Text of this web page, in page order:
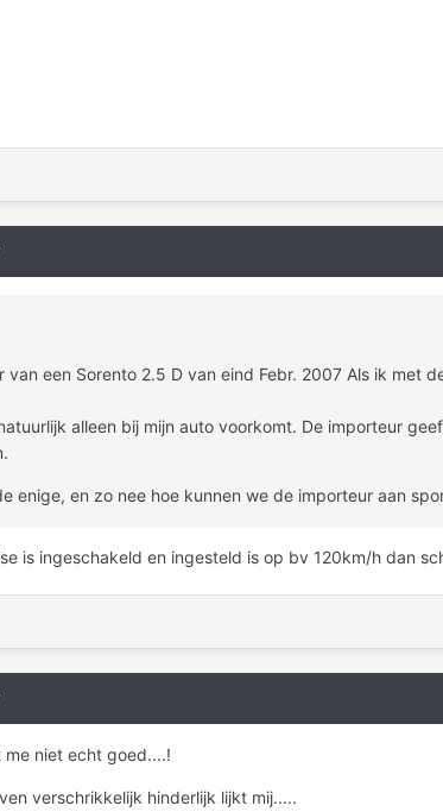
een Sorento 2.5 D van eind Febr. 2007 Als ik met
alleen bij mijn auto voorkomt. De importeur
enige, en zo nee hoe kunnen we de importeur aan
is ingeschakeld en ingesteld is op bv 120km/h dan
niet echt goed....!
verschrikkelijk hinderlijk lijkt mij.....